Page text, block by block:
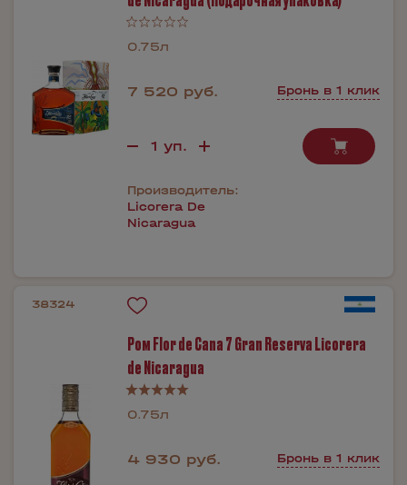
0.75л
7 520 руб. Бронь в 1 клик
Производитель:
Licorera De
Nicaragua
38324
Ром Flor de Cana 7 Gran Reserva Licorera
de Nicaragua
0.75л
4 930 руб. Бронь в 1 клик